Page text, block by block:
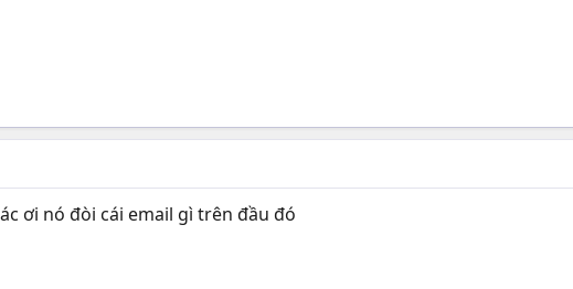
ơi nó đòi cái email gì trên đầu đó